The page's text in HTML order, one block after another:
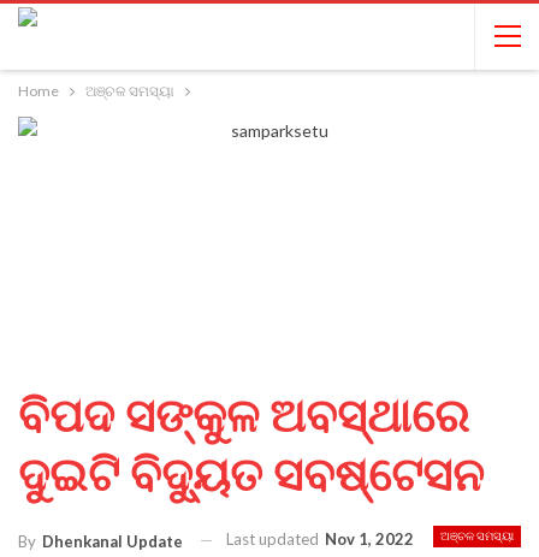
Home ଅଞ୍ଚଳ ସମସ୍ୟା
ବିପଦ ସଙ୍କୁଳ ଅବସ୍ଥାରେ
ଦୁଇଟି ବିଦ୍ୟୁତ ସବଷ୍ଟେସନ
ଅଞ୍ଚଳ ସମସ୍ୟା
By Dhenkanal Update Last updated Nov 1, 2022